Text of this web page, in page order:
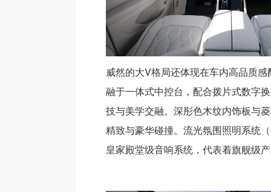
威然的大V格局还体现在车内高品质
融于一体式中控台，配合拨片式数字
技与美学交融。深彤色木纹内饰板与
精致与豪华碰撞。流光氛围照明系统
皇家殿堂级音响系统，代表着旗舰级